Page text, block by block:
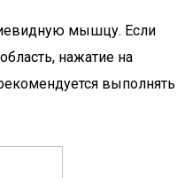
мышцу. Если
нажатие на
выполнять